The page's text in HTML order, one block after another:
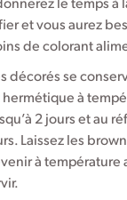
et vous aurez
de colorant
décorés se
à
2 jours et au
Laissez les
à température